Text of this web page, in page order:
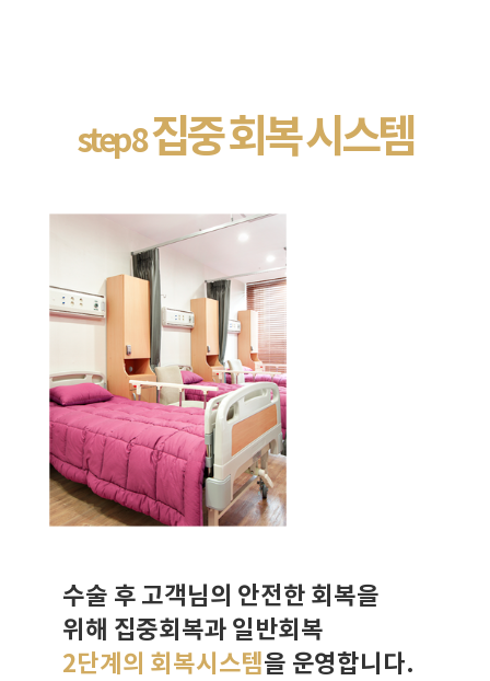
step 8집중 회복 시스템
수술 후 고객님의 안전한 회복을
위해 집중회복과 일반회복
2단계의 회복시스템을 운영합니다.